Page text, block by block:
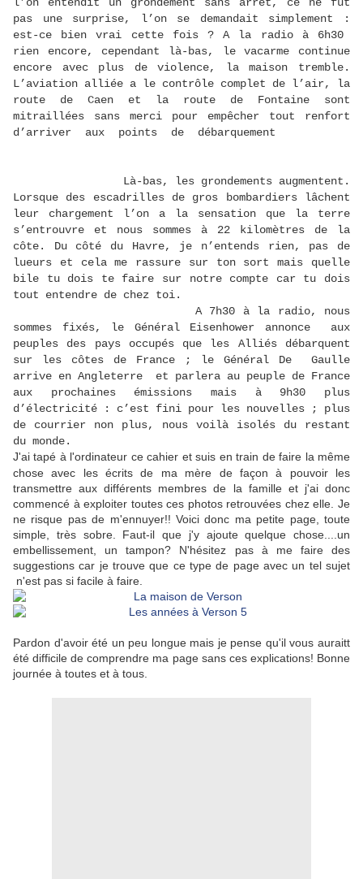
pas une surprise, l’on se demandait simplement :
est-ce bien vrai cette fois ? A la radio à 6h30
rien encore, cependant là-bas, le vacarme continue
encore avec plus de violence, la maison tremble.
L’aviation alliée a le contrôle complet de l’air, la
route de Caen et la route de Fontaine sont
mitraillées sans merci pour empêcher tout renfort
d’arriver aux points de débarquement
Là-bas, les grondements augmentent.
Lorsque des escadrilles de gros bombardiers lâchent
leur chargement l’on a la sensation que la terre
s’entrouvre et nous sommes à 22 kilomètres de la
côte. Du côté du Havre, je n’entends rien, pas de
lueurs et cela me rassure sur ton sort mais quelle
bile tu dois te faire sur notre compte car tu dois
tout entendre de chez toi.
A 7h30 à la radio, nous
sommes fixés, le Général Eisenhower annonce aux
peuples des pays occupés que les Alliés débarquent
sur les côtes de France ; le Général De Gaulle
arrive en Angleterre et parlera au peuple de France
aux prochaines émissions mais à 9h30 plus
d’électricité : c’est fini pour les nouvelles ; plus
de courrier non plus, nous voilà isolés du restant
du monde.
J'ai tapé à l'ordinateur ce cahier et suis en train de faire la même
chose avec les écrits de ma mère de façon à pouvoir les
transmettre aux différents membres de la famille et j'ai donc
commencé à exploiter toutes ces photos retrouvées chez elle. Je
ne risque pas de m'ennuyer!! Voici donc ma petite page, toute
simple, très sobre. Faut-il que j'y ajoute quelque chose....un
embellissement, un tampon? N'hésitez pas à me faire des
suggestions car je trouve que ce type de page avec un tel sujet
n'est pas si facile à faire.
Pardon d'avoir été un peu longue mais je pense qu'il vous auraitt
été difficile de comprendre ma page sans ces explications! Bonne
journée à toutes et à tous.